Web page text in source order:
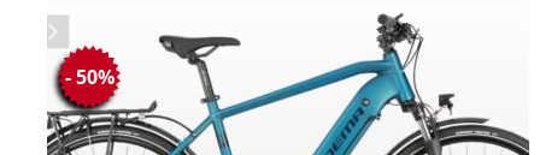
- 50%